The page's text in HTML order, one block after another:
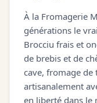
À la Fromagerie
générations le
Brocciu frais et
de brebis et de
cave, fromage
artisanalement
en liberté dans le